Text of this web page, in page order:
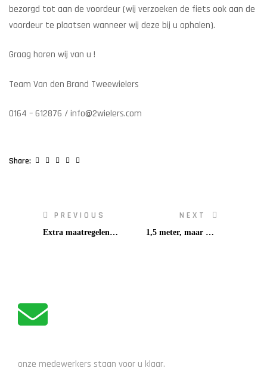
bezorgd tot aan de voordeur (wij verzoeken de fiets ook aan de
voordeur te plaatsen wanneer wij deze bij u ophalen).
Graag horen wij van u !
Team Van den Brand Tweewielers
0164 – 612876 / info@2wielers.com
Share: Facebook
TwitterLinkedinGoogle+
PREVIOUS
Extra maatregelen
NEXT
1,5 meter, maar met
onze medewerkers staan voor u klaar.